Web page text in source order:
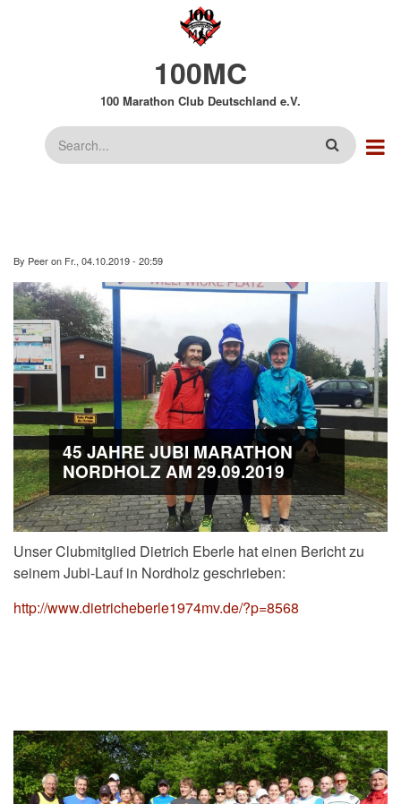
100MC
100 Marathon Club Deutschland e.V.
Suche
By Peeron Fr., 04.10.2019 - 20:59
45 JAHRE JUBI MARATHON
NORDHOLZ AM 29.09.2019
Unser Clubmitglied Dietrich Eberle hat einen Bericht zu
seinem Jubi-Lauf in Nordholz geschrieben:
http://www.dietricheberle1974mv.de/?p=8568